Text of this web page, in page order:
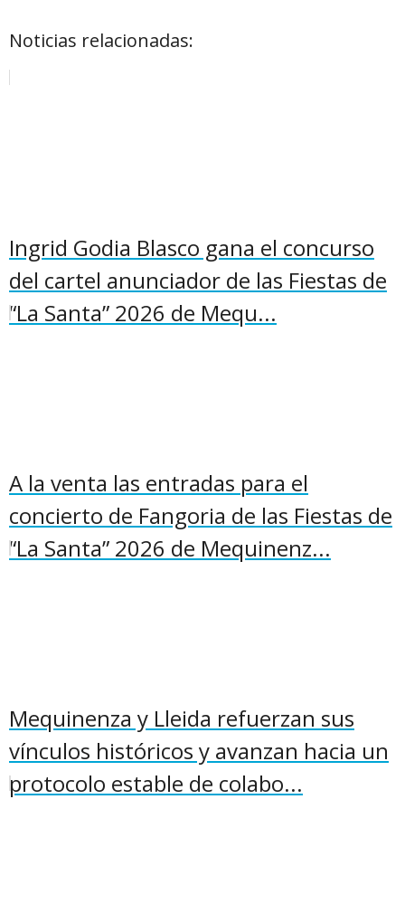
Noticias relacionadas:
Ingrid Godia Blasco gana el concurso
del cartel anunciador de las Fiestas de
“La Santa” 2026 de Mequ...
A la venta las entradas para el
concierto de Fangoria de las Fiestas de
“La Santa” 2026 de Mequinenz...
Mequinenza y Lleida refuerzan sus
vínculos históricos y avanzan hacia un
protocolo estable de colabo...